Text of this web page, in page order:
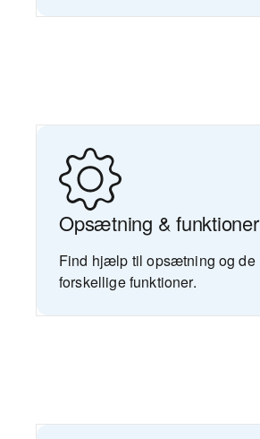
Opsætning & funktioner
Find hjælp til opsætning og de
forskellige funktioner.